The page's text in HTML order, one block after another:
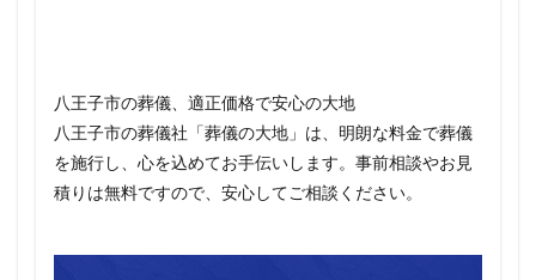
八王子市の葬儀、適正価格で安心の大地
八王子市の葬儀社「葬儀の大地」は、明朗な料金で葬儀
を施行し、心を込めてお手伝いします。事前相談やお見
積りは無料ですので、安心してご相談ください。